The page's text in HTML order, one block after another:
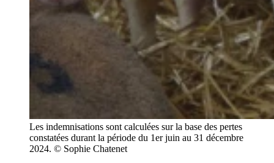
Les indemnisations sont calculées sur la base des pertes
constatées durant la période du 1er juin au 31 décembre
2024. © Sophie Chatenet